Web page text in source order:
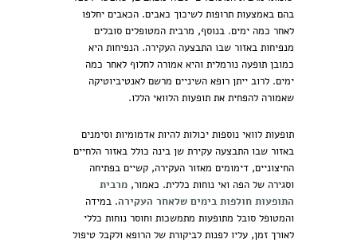
בהם באמצעות תרופות לשיכוך כאבים. הכאבים יחלפו
לאחר כמה ימים. בנוסף, מרבית המטופלים סובלים
מנפיחות באזור שבו התבצעה העקירה. הנפיחות היא
כמובן תופעה נורמלית והיא אמורה לחלוף לאחר כמה
ימים. לרוב ייתן רופא השיניים מרשם לאנטיביוטיקה
שאמורה להפחית את תופעות הלוואי הללו.
תופעות לוואי נוספות יכולות להיות אדמומיות וסימנים
באזור שבו התבצעה עקירת שן בינה כולל באזור הלחיים
החיצוניים, דימומים מאזור העקירה, קשיים בפתיחה
וסגירה של הפה ואי נוחות כללית. כאמור, מרבית
התופעות חולפות בימים שלאחר העקירה. במידה
והמטופל סובל מתופעות מתמשכות וחוסר נוחות כללי
לאורך זמן, עליו לפנות לביקורת של הרופא ולקבל טיפול